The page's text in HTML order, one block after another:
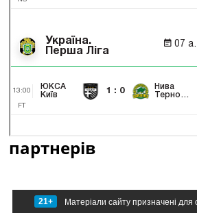
партнерів
21+ Матеріали сайту призначені для